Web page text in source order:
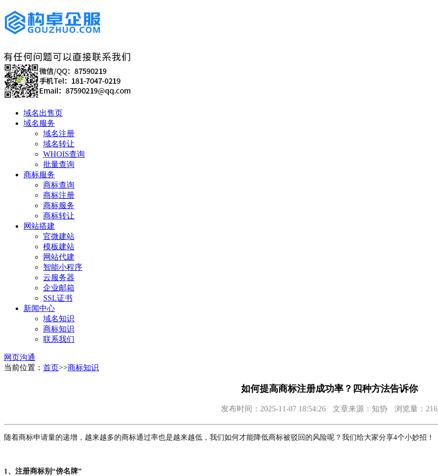
域名出售页
域名服务
域名注册
域名转让
WHOIS查询
批量查询
商标服务
商标查询
商标注册
商标服务
商标转让
网站搭建
官微建站
模板建站
网站代建
智能小程序
云服务器
企业邮箱
SSL证书
新闻中心
域名知识
商标知识
联系我们
网页沟通
当前位置： 首页>>商标知识
如何提高商标注册成功率？四种方法告诉你
发布时间：2025-11-07 18:54:26 文章来源：知协 浏览量：216
随着商标申请量的递增，越来越多的商标通过率也是越来越低，我们如何才能降低商标被驳回的风险呢 ？我们给大家分享4个小妙招！
1、注册商标别“傍名牌”